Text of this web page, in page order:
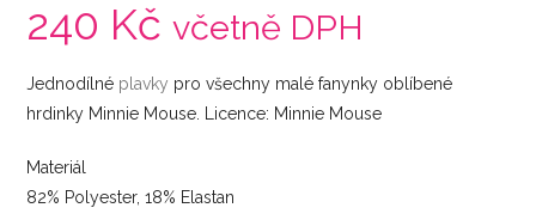
240 Kč včetně DPH
Jednodílné plavky pro všechny malé fanynky oblíbené
hrdinky Minnie Mouse. Licence: Minnie Mouse
Materiál
82% Polyester, 18% Elastan